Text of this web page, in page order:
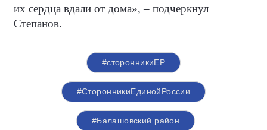
их сердца вдали от дома», – подчеркнул
Степанов.
#сторонникиЕР
#СторонникиЕдинойРоссии
#Балашовский район